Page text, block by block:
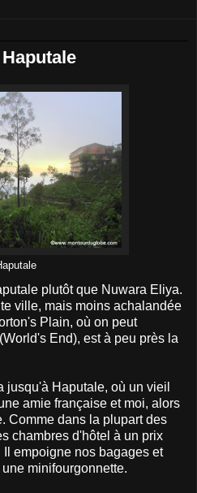
plutôt que Nuwara Eliya.
ville, mais moins achalandée
Plain, où on peut
End), est à peu près la
Haputale, où un vieil
amie française et moi, alors
Comme dans la plupart des
chambres d'hôtel à un prix
empoigne nos bagages et
minifourgonnette.